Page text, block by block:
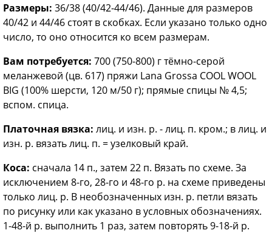
Размеры: 36/38 (40/42-44/46). Данные для размеров
40/42 и 44/46 стоят в скобках. Если указано только одно
число, то оно относится ко всем размерам.
Вам потребуется: 700 (750-800) г тёмно-серой
меланжевой (цв. 617) пряжи Lana Grossa COOL WOOL
BIG (100% шерсти, 120 м/50 г); прямые спицы № 4,5;
вспом. спица.
Платочная вязка: лиц. и изн. р. - лиц. п. кром.; в лиц. и
изн. р. вязать лиц. п. = узелковый край.
Коса: сначала 14 п., затем 22 п. Вязать по схеме. За
исключением 8-го, 28-го и 48-го р. на схеме приведены
только лиц. р. В необозначенных изн. р. петли вязать
по рисунку или как указано в условных обозначениях.
1-48-й р. выполнить 1 раз, затем повторять 9-18-й р.